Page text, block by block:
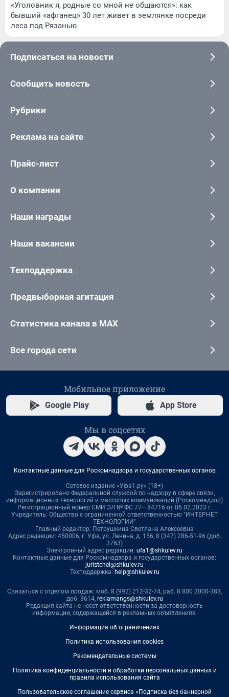
«Уголовник я, родные со мной не общаются»: как
бывший «афганец» 30 лет живет в землянке посреди
леса под Рязанью
Подписаться на новости
Сообщить новость
Рубрики
Реклама на сайте
Прайс-лист
О компании
Наши награды
Наши вакансии
Техподдержка
Предвыборная агитация
Статистика канала в MAX
Все города сети
Мобильное приложение
Google Play App Store
Мы в соцсетях
Контактные данные для Роскомнадзора и государственных органов
Сетевое издание «Уфа1.ру» (18+)
Зарегистрировано Федеральной службой по надзору в сфере связи,
информационных технологий и массовых коммуникаций (Роскомнадзор)
Регистрационный номер СМИ ЭЛ № ФС 77– 84716 от 06.02.2023 г.
Учредитель: Общество с ограниченной ответственностью "ИНТЕРНЕТ
ТЕХНОЛОГИИ"
Главный редактор: Петрушкина Светлана Алексеевна
Адрес редакции: 450006, г. Уфа, ул. Ленина, д. 156, 8 (347) 286-51-96 (доб.
3763)
Электронный адрес редакции: ufa1@shkulev.ru
Контактные данные для Роскомнадзора и государственных органов:
juristchel@shkulev.ru
Техподдержка: help@shkulev.ru
Связаться с отделом продаж: моб. 8 (992) 212-32-74, раб. 8 800 2000-383,
доб. 3614, reklamangs@shkulev.ru
Редакция сайта не несет ответственности за достоверность
информации, содержащейся в рекламных объявлениях.
Информация об ограничениях
Политика использования cookies
Рекомендательные системы
Политика конфиденциальности и обработки персональных данных и
правила использования сайта
Пользовательское соглашение сервиса «Подписка без баннерной